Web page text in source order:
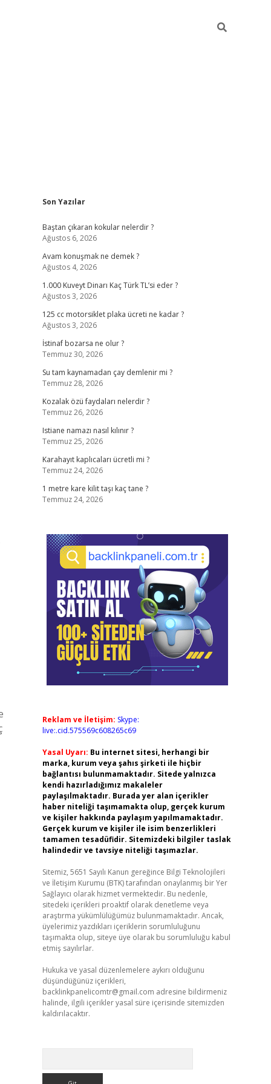
Sidebar
Son Yazılar
Baştan çıkaran kokular nelerdir ?
Ağustos 6, 2026
Avam konuşmak ne demek ?
Ağustos 4, 2026
1.000 Kuveyt Dinarı Kaç Türk TL’si eder ?
Ağustos 3, 2026
125 cc motorsiklet plaka ücreti ne kadar ?
Ağustos 3, 2026
İstinaf bozarsa ne olur ?
Temmuz 30, 2026
Su tam kaynamadan çay demlenir mi ?
Temmuz 28, 2026
Kozalak özü faydaları nelerdir ?
Temmuz 26, 2026
Istiane namazı nasıl kılınır ?
Temmuz 25, 2026
Karahayıt kaplıcaları ücretli mi ?
Temmuz 24, 2026
1 metre kare kilit taşı kaç tane ?
Temmuz 24, 2026
Reklam ve İletişim: Skype:
live:.cid.575569c608265c69
Yasal Uyarı: Bu internet sitesi, herhangi bir
marka, kurum veya şahıs şirketi ile hiçbir
bağlantısı bulunmamaktadır. Sitede yalnızca
kendi hazırladığımız makaleler
paylaşılmaktadır. Burada yer alan içerikler
haber niteliği taşımamakta olup, gerçek kurum
ve kişiler hakkında paylaşım yapılmamaktadır.
Gerçek kurum ve kişiler ile isim benzerlikleri
tamamen tesadüfidir. Sitemizdeki bilgiler taslak
halindedir ve tavsiye niteliği taşımazlar.
Sitemiz, 5651 Sayılı Kanun gereğince Bilgi Teknolojileri
ve İletişim Kurumu (BTK) tarafından onaylanmış bir Yer
Sağlayıcı olarak hizmet vermektedir. Bu nedenle,
sitedeki içerikleri proaktif olarak denetleme veya
araştırma yükümlülüğümüz bulunmamaktadır. Ancak,
üyelerimiz yazdıkları içeriklerin sorumluluğunu
taşımakta olup, siteye üye olarak bu sorumluluğu kabul
etmiş sayılırlar.
Hukuka ve yasal düzenlemelere aykırı olduğunu
düşündüğünüz içerikleri,
backlinkpanelicomtr@gmail.com adresine bildirmeniz
halinde, ilgili içerikler yasal süre içerisinde sitemizden
kaldırılacaktır.